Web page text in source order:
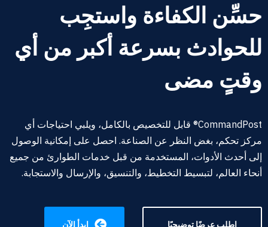
حسِّن الكفاءة واستجِب
للحوادث بسرعة أكبر من أي
وقتٍ مضى
CommandPost® قابل للتخصيص بالكامل، ويلبي احتياجات أي
مركز تحكم، بغض النظر عن الصناعة. احصل على إمكانية الوصول
إلى أحدث الأدوات، المستخدمة من قبل خدمات الطوارئ من جميع
أنحاء العالم، لتبسيط التخطيط، والتنسيق، والإرسال والاستجابة.
اطلب عرضًا توضيحيًا ابدأ الآن